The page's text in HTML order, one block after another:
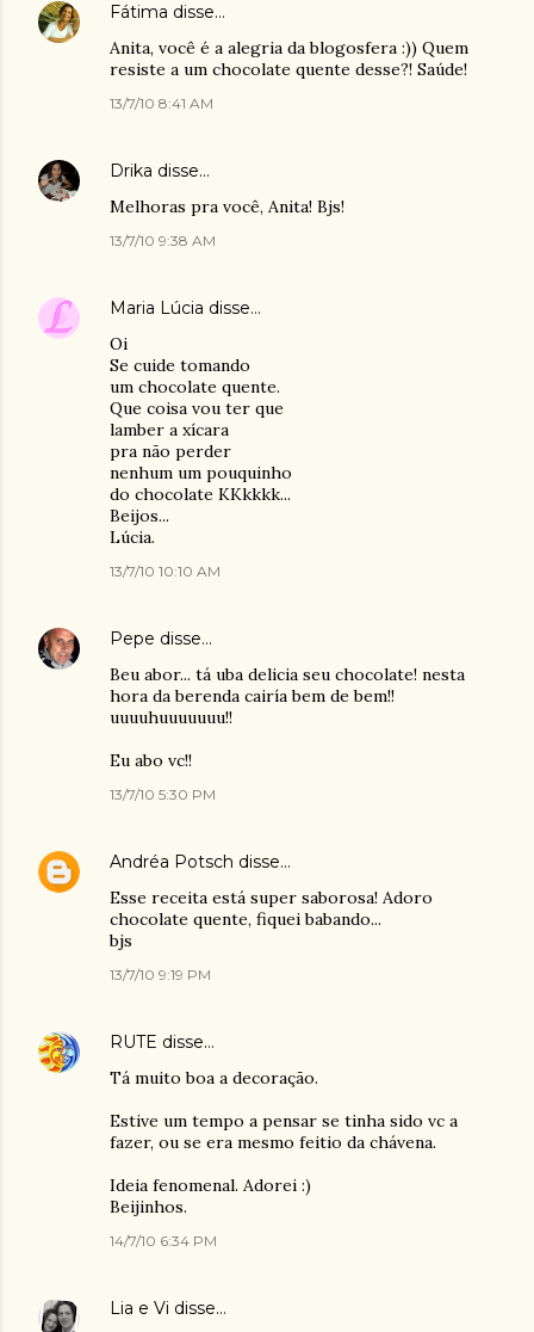
Fátima disse…
Anita, você é a alegria da blogosfera :)) Quem
resiste a um chocolate quente desse?! Saúde!
13/7/10 8:41 AM
Drika disse…
Melhoras pra você, Anita! Bjs!
13/7/10 9:38 AM
Maria Lúcia disse…
Oi
Se cuide tomando
um chocolate quente.
Que coisa vou ter que
lamber a xícara
pra não perder
nenhum um pouquinho
do chocolate KKkkkk...
Beijos...
Lúcia.
13/7/10 10:10 AM
Pepe disse…
Beu abor... tá uba delicia seu chocolate! nesta
hora da berenda cairía bem de bem!!
uuuuhuuuuuuu!!
Eu abo vc!!
13/7/10 5:30 PM
Andréa Potsch disse…
Esse receita está super saborosa! Adoro
chocolate quente, fiquei babando...
bjs
13/7/10 9:19 PM
RUTE disse…
Tá muito boa a decoração.
Estive um tempo a pensar se tinha sido vc a
fazer, ou se era mesmo feitio da chávena.
Ideia fenomenal. Adorei :)
Beijinhos.
14/7/10 6:34 PM
Lia e Vi disse…